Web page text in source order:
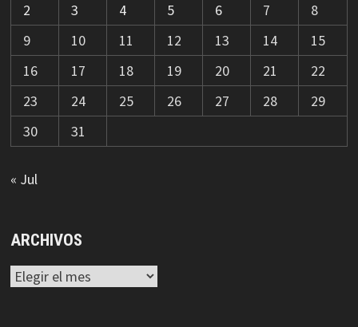
2
3 4 5 6 7
8
9
10 11 12 13 14
15
16
17 18 19 20 21
22
23
24 25 26 27 28
29
30
31
« Jul
ARCHIVOS
Archivos